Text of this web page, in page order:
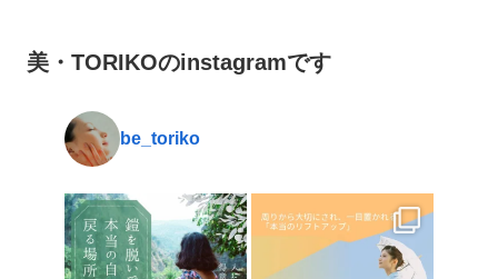
美・TORIKOのinstagramです
be_toriko